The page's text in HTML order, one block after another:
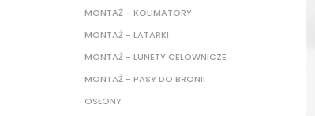
MONTAŻ - KOLIMATORY
MONTAŻ - LATARKI
MONTAŻ - LUNETY CELOWNICZE
MONTAŻ - PASY DO BRONII
OSŁONY